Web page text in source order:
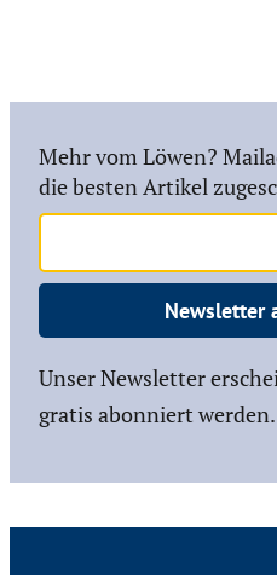
Mehr vom Löwen?
die besten Artikel
Newsletter
Unser Newsletter
gratis abonniert werden.